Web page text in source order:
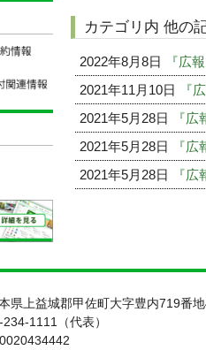
カテゴリ内 他の
2022年8月8日
『広
2021年11月10日
『
2021年5月28日
『
2021年5月28日
『
2021年5月28日
『
県上益城郡甲佐町大字豊内719番
1111（代表）